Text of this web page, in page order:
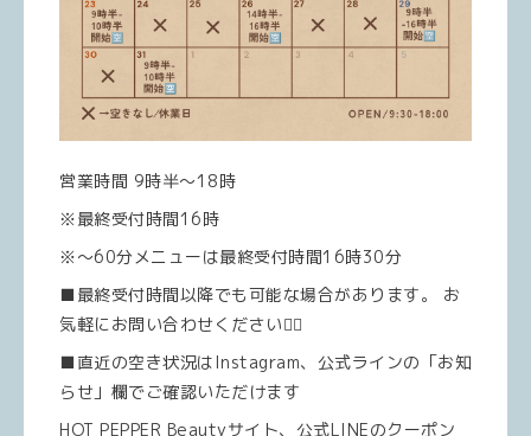
営業時間 9時半～18時
※最終受付時間16時
※～60分メニューは最終受付時間16時30分
■最終受付時間以降でも可能な場合があります。 お
気軽にお問い合わせください💆‍♀️
■直近の空き状況はInstagram、公式ラインの「お知
らせ」欄でご確認いただけます
HOT PEPPER Beautyサイト、公式LINEのクーポン